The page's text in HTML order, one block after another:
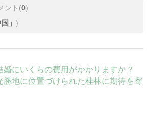
ント(0)
」 )
婚にいくらの費用がかかりますか？
勝地に位置づけられた桂林に期待を寄